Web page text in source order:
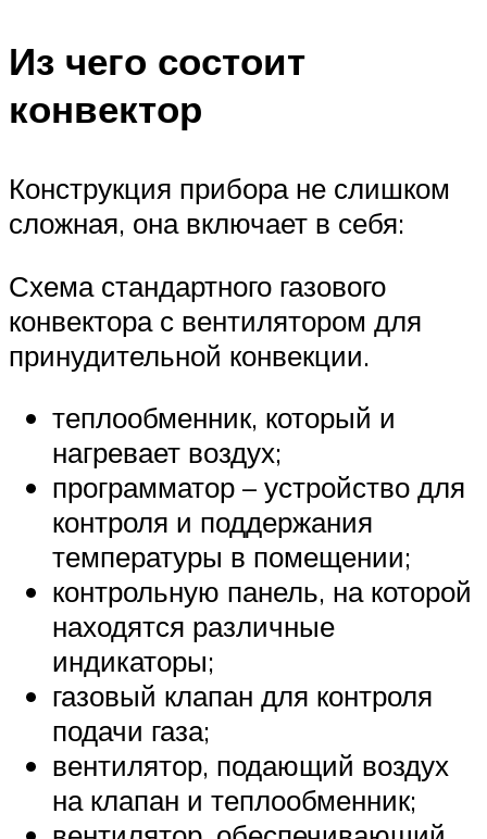
Из чего состоит
конвектор
Конструкция прибора не слишком
сложная, она включает в себя:
Схема стандартного газового
конвектора с вентилятором для
принудительной конвекции.
теплообменник, который и
нагревает воздух;
программатор – устройство для
контроля и поддержания
температуры в помещении;
контрольную панель, на которой
находятся различные
индикаторы;
газовый клапан для контроля
подачи газа;
вентилятор, подающий воздух
на клапан и теплообменник;